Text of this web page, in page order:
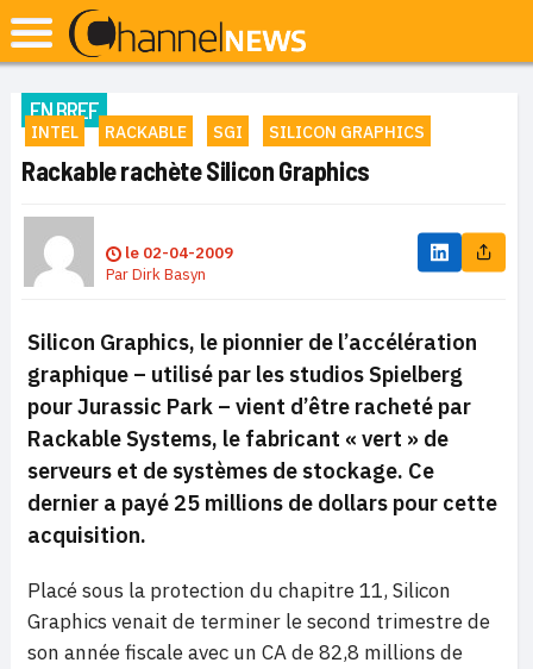
EN BREF
INTEL RACKABLE SGI SILICON GRAPHICS
Rackable rachète Silicon Graphics
le 02-04-2009
ParDirk Basyn
Silicon Graphics, le pionnier de l’accélération
graphique – utilisé par les studios Spielberg
pour Jurassic Park – vient d’être racheté par
Rackable Systems, le fabricant « vert » de
serveurs et de systèmes de stockage. Ce
dernier a payé 25 millions de dollars pour cette
acquisition.
Placé sous la protection du chapitre 11, Silicon
Graphics venait de terminer le second trimestre de
son année fiscale avec un CA de 82,8 millions de